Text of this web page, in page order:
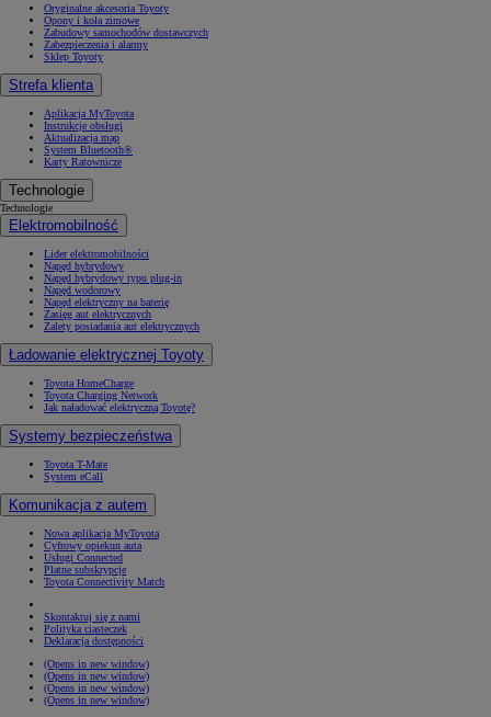
Oryginalne akcesoria Toyoty
Opony i koła zimowe
Zabudowy samochodów dostawczych
Zabezpieczenia i alarmy
Sklep Toyoty
Strefa klienta
Aplikacja MyToyota
Instrukcje obsługi
Aktualizacja map
System Bluetooth®
Karty Ratownicze
Technologie
Technologie
Elektromobilność
Lider elektromobilności
Napęd hybrydowy
Napęd hybrydowy typu plug-in
Napęd wodorowy
Napęd elektryczny na baterię
Zasięg aut elektrycznych
Zalety posiadania aut elektrycznych
Ładowanie elektrycznej Toyoty
Toyota HomeCharge
Toyota Charging Network
Jak naładować elektryczną Toyotę?
Systemy bezpieczeństwa
Toyota T-Mate
System eCall
Komunikacja z autem
Nowa aplikacja MyToyota
Cyfrowy opiekun auta
Usługi Connected
Płatne subskrypcje
Toyota Connectivity Match
Skontaktuj się z nami
Polityka ciasteczek
Deklaracja dostępności
(Opens in new window)
(Opens in new window)
(Opens in new window)
(Opens in new window)